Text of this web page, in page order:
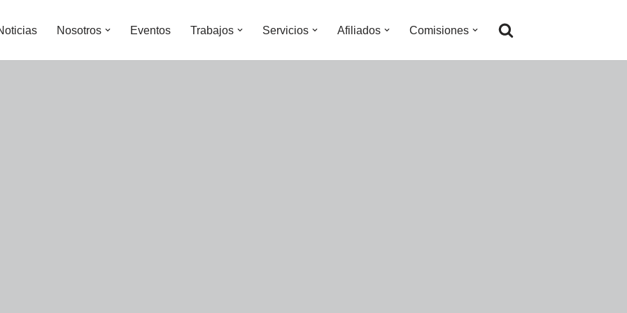
Nosotros Eventos Trabajos Servicios Afiliados Comisiones